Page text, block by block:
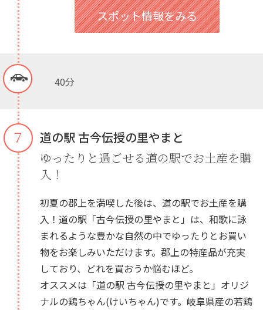
スポット情報をみる
40分
７
道の駅 古今伝授の里やまと
ゆったりと過ごせる道の駅でお土産を購
入！
初夏の郡上を満喫した後は、道の駅でお土産を購
入！道の駅「古今伝授の里やまと」は、和歌に詠
まれるような豊かな自然の中でゆったりとお買い
物をお楽しみいただけます。郡上の特産品が充実
しており、どれを買おうか悩むほど。
オススメは「道の駅 古今伝授の里やまと」オリジ
ナルの鶏ちゃん(けいちゃん)です。岐阜県産の若鶏